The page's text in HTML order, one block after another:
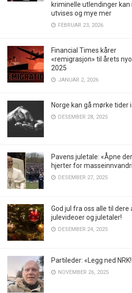
kriminelle utlendinger kan
utvises og mye mer
FEBRUAR 23, 2026
Financial Times kårer
«remigrasjon» til årets
2025
JANUAR 2, 2026
Norge kan gå mørke tider
DESEMBER 28, 2025
Pavens juletale: «Åpne
hjerter for
DESEMBER 27, 2025
God jul fra oss alle til dere
julevideoer og juletaler!
DESEMBER 24, 2025
Partileder: «Legg ned
NOVEMBER 26, 2025